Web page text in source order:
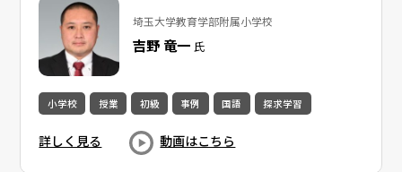
埼玉大学教育学部附属小学校
吉野 竜一 氏
小学校 授業 初級 事例 国語 探求学習
詳しく見る 動画はこちら